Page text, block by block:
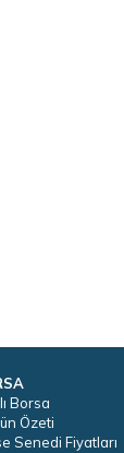
Borsa
Özeti
Senedi Fiyatları